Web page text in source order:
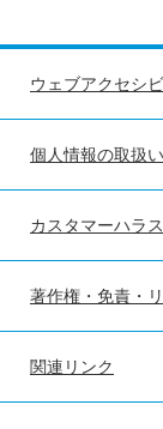
ウェブアクセシ
個人情報の取扱い
カスタマーハラ
著作権・免責・
関連リンク